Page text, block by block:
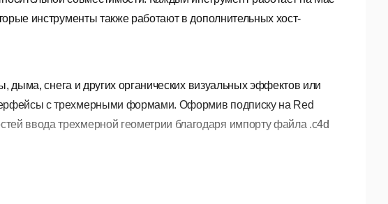
инструменты также работают в дополнительных хост-
дыма, снега и других органических визуальных эффектов или
с трехмерными формами. Оформив подписку на Red
ввода трехмерной геометрии благодаря импорту файла .c4d
финишной обработки и просмотра фильмов. Благодаря